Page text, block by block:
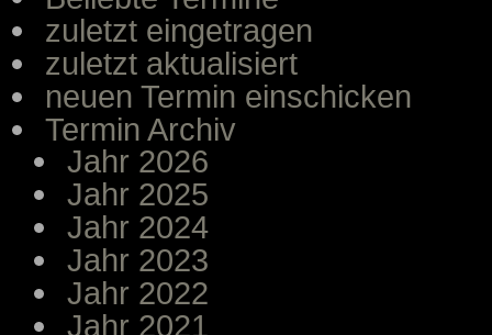
zuletzt eingetragen
zuletzt aktualisiert
neuen Termin einschicken
Termin Archiv
Jahr 2026
Jahr 2025
Jahr 2024
Jahr 2023
Jahr 2022
Jahr 2021